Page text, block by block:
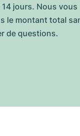
jours. Nous vous
le montant total
de questions.